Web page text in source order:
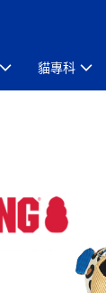
貓專科